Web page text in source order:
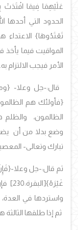
عَلَيْهِمَا فِيمَا افْتَدَتْ
الحدود التي أحدها
تَعْتَدُوهَا} الاعتداء
المواقيت فيما يأخذ
الأمر فيجب الالتزام به.
قال:-جل وعلا-
{فأولئك هم
الظالمون،
وضع بدلا من أن يضع
تبارك وتعالى-
ثم قال:-جل وعلا-
غَيْرَهُ
واستردها في العدة،
ثم إذا طلقها الثالثة